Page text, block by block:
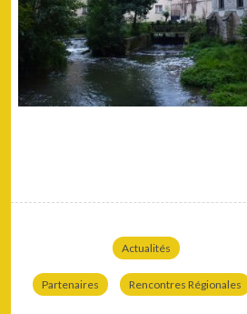
Actualités
Partenaires Rencontres Régionales